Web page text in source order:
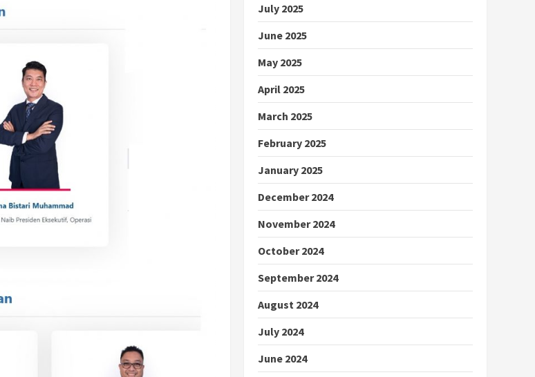
July 2025
June 2025
May 2025
April 2025
March 2025
February 2025
January 2025
December 2024
November 2024
October 2024
September 2024
August 2024
July 2024
June 2024